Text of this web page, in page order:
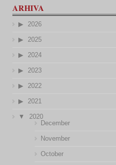
ARHIVA
2026
2025
2024
2023
2022
2021
2020
December
November
October